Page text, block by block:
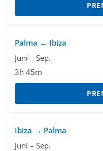
Palma → Ibiza
Juni – Sep.
3h 45m
Ibiza → Palma
Juni – Sep.